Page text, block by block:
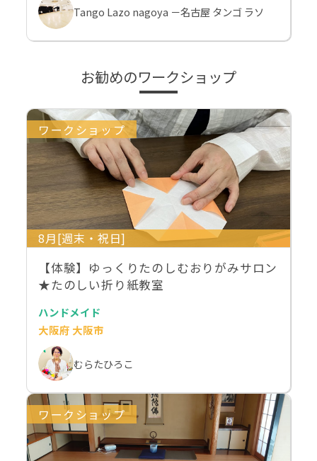
Tango Lazo nagoya －名古屋 タンゴ ラソ
お勧めのワークショップ
ワークショップ
8月[週末・祝日]
【体験】ゆっくりたのしむおりがみサロン
★たのしい折り紙教室
ハンドメイド
大阪府 大阪市
むらたひろこ
ワークショップ